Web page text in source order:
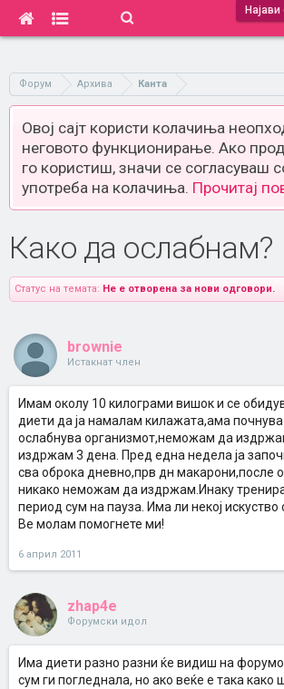
Форум Архива Канта
Овој сајт користи колачиња
неговото функционирање. Ако
го користиш, значи се согласуваш
употреба на колачиња. Прочитај
Како да ослабнам?
Статус на темата: Не е отворена за нови одговори.
brownie
Истакнат член
Имам околу 10 килограми вишок и се
диети да ја намалам килажата,ама
ослабнува организмот,неможам да
издржам 3 дена. Пред една недела ја
сва оброка дневно,прв дн макарони,после
никако неможам да издржам.Инаку
период сум на пауза. Има ли некој
Ве молам помогнете ми!
6 април 2011
zhap4e
Форумски идол
Има диети разно разни ќе видиш на
сум ги погледнала, но ако веќе е така како